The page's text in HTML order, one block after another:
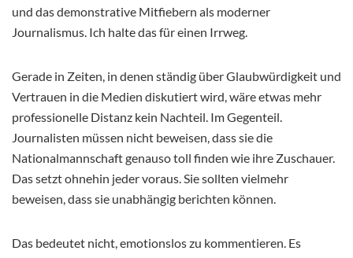
und das demonstrative Mitfiebern als moderner
Journalismus. Ich halte das für einen Irrweg.
Gerade in Zeiten, in denen ständig über Glaubwürdigkeit und
Vertrauen in die Medien diskutiert wird, wäre etwas mehr
professionelle Distanz kein Nachteil. Im Gegenteil.
Journalisten müssen nicht beweisen, dass sie die
Nationalmannschaft genauso toll finden wie ihre Zuschauer.
Das setzt ohnehin jeder voraus. Sie sollten vielmehr
beweisen, dass sie unabhängig berichten können.
Das bedeutet nicht, emotionslos zu kommentieren. Es